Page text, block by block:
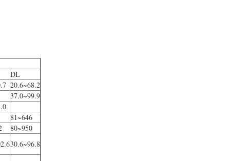
DL
20.6~68.2
37.0~99.9
81~646
80~950
30.6~96.8